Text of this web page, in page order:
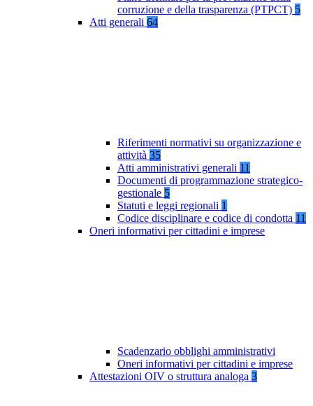
corruzione e della trasparenza (PTPCT) 5
Atti generali 64
Riferimenti normativi su organizzazione e
attività 35
Atti amministrativi generali 11
Documenti di programmazione strategico-
gestionale 5
Statuti e leggi regionali 1
Codice disciplinare e codice di condotta 11
Oneri informativi per cittadini e imprese
Scadenzario obblighi amministrativi
Oneri informativi per cittadini e imprese
Attestazioni OIV o struttura analoga 3